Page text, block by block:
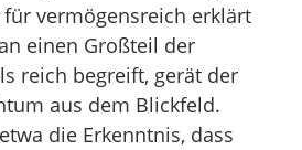
vermögensreich erklärt
einen Großteil der
reich begreift, gerät der
aus dem Blickfeld.
die Erkenntnis, dass